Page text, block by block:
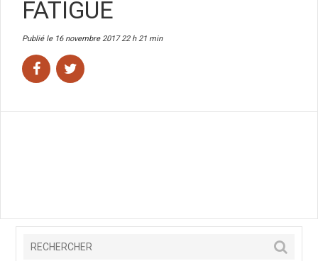
FATIGUE
Publié le 16 novembre 2017 22 h 21 min